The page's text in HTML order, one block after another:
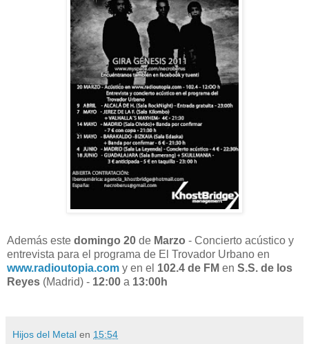
Además este domingo 20 de Marzo - Concierto acústico y
entrevista para el programa de El Trovador Urbano en
www.radioutopia.com y en el 102.4 de FM en S.S. de los
Reyes (Madrid) - 12:00 a 13:00h
Hijos del Metal en 15:54